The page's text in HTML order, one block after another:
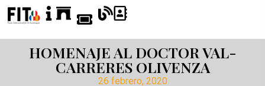
HOMENAJE AL DOCTOR VAL-
CARRERES OLIVENZA
26 febrero, 2020